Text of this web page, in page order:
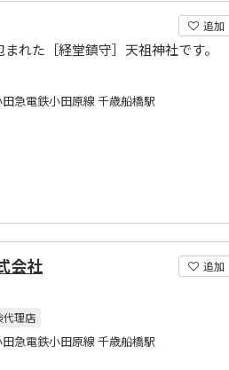
追加
れた［経堂鎮守］天祖神社です。
急電鉄小田原線 千歳船橋駅
追加
会社
代理店
急電鉄小田原線 千歳船橋駅